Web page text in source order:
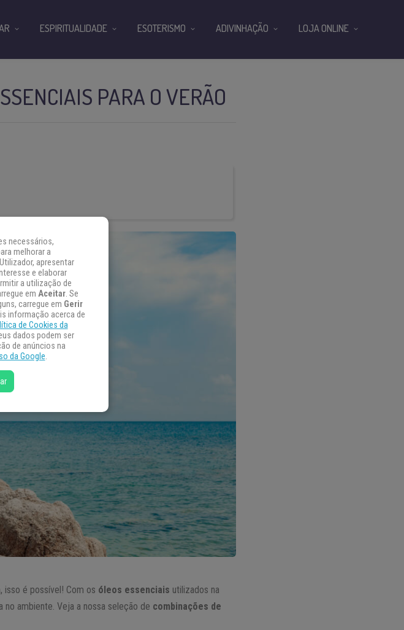
PARA O VERÃO
isso é possível! Com os óleos essenciais utilizados na
ambiente. Veja a nossa seleção de combinações de
ESPIRITUALIDADE ESOTERISMO ADIVINHAÇÃO LOJA ONLINE
necessários,
melhorar a
apresentar
e elaborar
a utilização de
em Aceitar. Se
carregue em Gerir
informação acerca de
de Cookies da
dados podem ser
de anúncios na
da Google.